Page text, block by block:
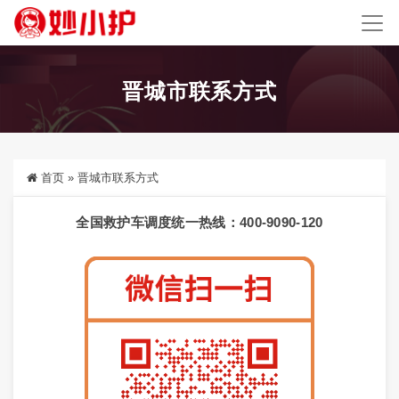
晋城市联系方式
首页 » 晋城市联系方式
全国救护车调度统一热线：400-9090-120